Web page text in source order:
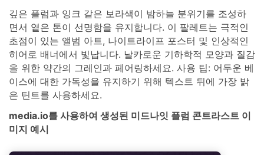
깊은 플럼과 잉크 같은 보라색이 밤하늘 분위기를 조성하
면서 옅은 톤이 선명함을 유지합니다. 이 팔레트는 극적인
초점이 있는 앨범 아트, 나이트라이프 포스터 및 인상적인
히어로 배너에서 빛납니다. 날카로운 기하학적 모양과 질감
을 위한 약간의 그레인과 페어링하세요. 사용 팁: 어두운 베
이스에 대한 가독성을 유지하기 위해 텍스트 뒤에 가장 밝
은 틴트를 사용하세요.
media.io를 사용하여 생성된 미드나잇 플럼 콘트라스트 이
미지 예시